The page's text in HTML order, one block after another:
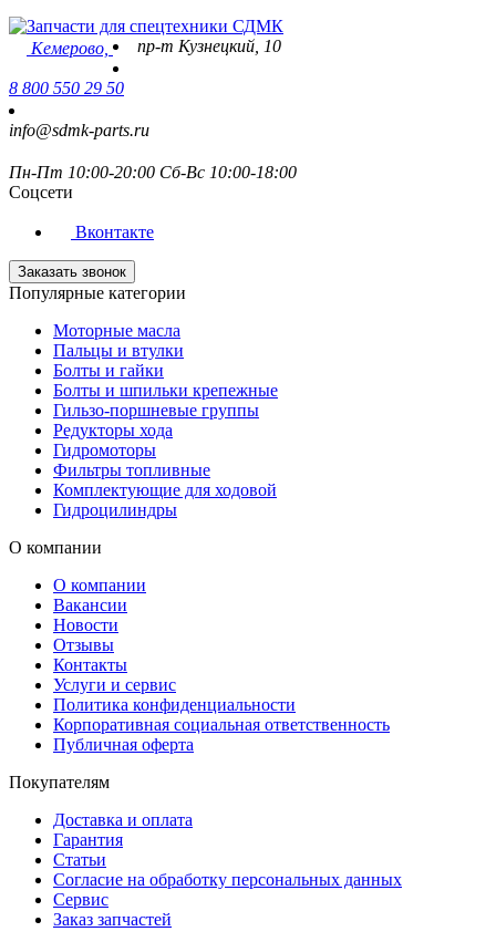
Кемерово, пр-т Кузнецкий, 10
8 800 550 29 50
info@sdmk-parts.ru
Пн-Пт 10:00-20:00 Сб-Вс 10:00-18:00
Соцсети
Вконтакте
Заказать звонок
Популярные категории
Моторные масла
Пальцы и втулки
Болты и гайки
Болты и шпильки крепежные
Гильзо-поршневые группы
Редукторы хода
Гидромоторы
Фильтры топливные
Комплектующие для ходовой
Гидроцилиндры
О компании
О компании
Вакансии
Новости
Отзывы
Контакты
Услуги и сервис
Политика конфиденциальности
Корпоративная социальная ответственность
Публичная оферта
Покупателям
Доставка и оплата
Гарантия
Статьи
Согласие на обработку персональных данных
Сервис
Заказ запчастей